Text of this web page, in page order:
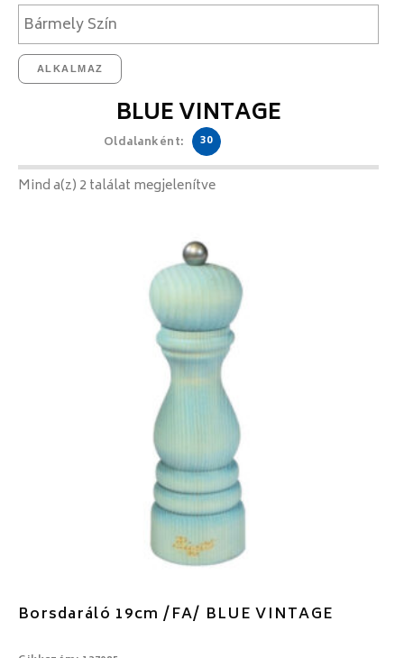
ALKALMAZ
BLUE VINTAGE
Oldalanként: 30
Mind a(z) 2 találat megjelenítve
Borsdaráló 19cm /FA/ BLUE VINTAGE